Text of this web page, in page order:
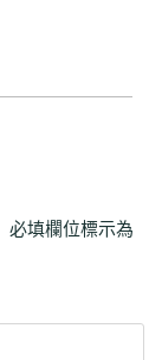
必填欄位標示為